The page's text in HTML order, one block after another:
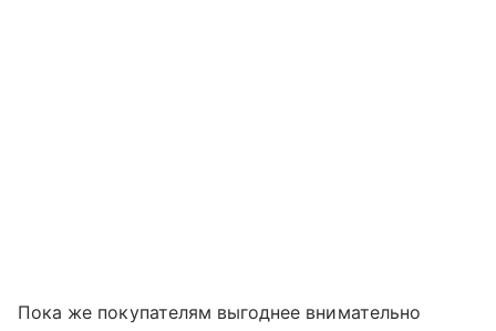
Пока же покупателям выгоднее внимательно